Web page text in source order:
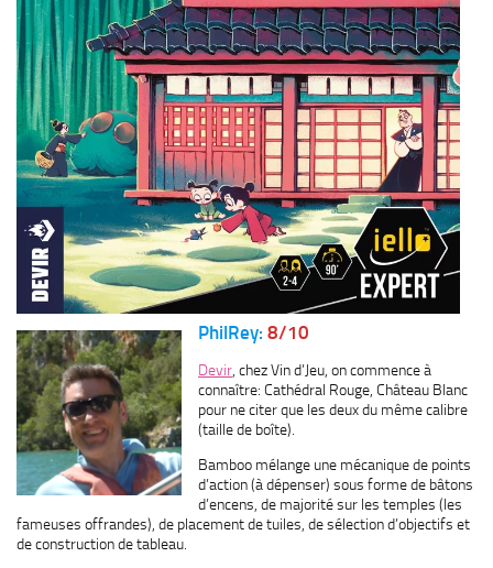
PhilRey: 8/10
Devir, chez Vin d’Jeu, on commence à
connaître: Cathédral Rouge, Château Blanc
pour ne citer que les deux du même calibre
(taille de boîte).
Bamboo mélange une mécanique de points
d’action (à dépenser) sous forme de bâtons
d’encens, de majorité sur les temples (les
fameuses offrandes), de placement de tuiles, de sélection d’objectifs et
de construction de tableau.